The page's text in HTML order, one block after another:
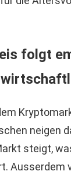
folgt
neigen
steigt,
Ausserdem